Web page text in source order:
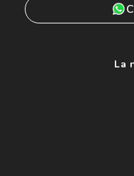
La